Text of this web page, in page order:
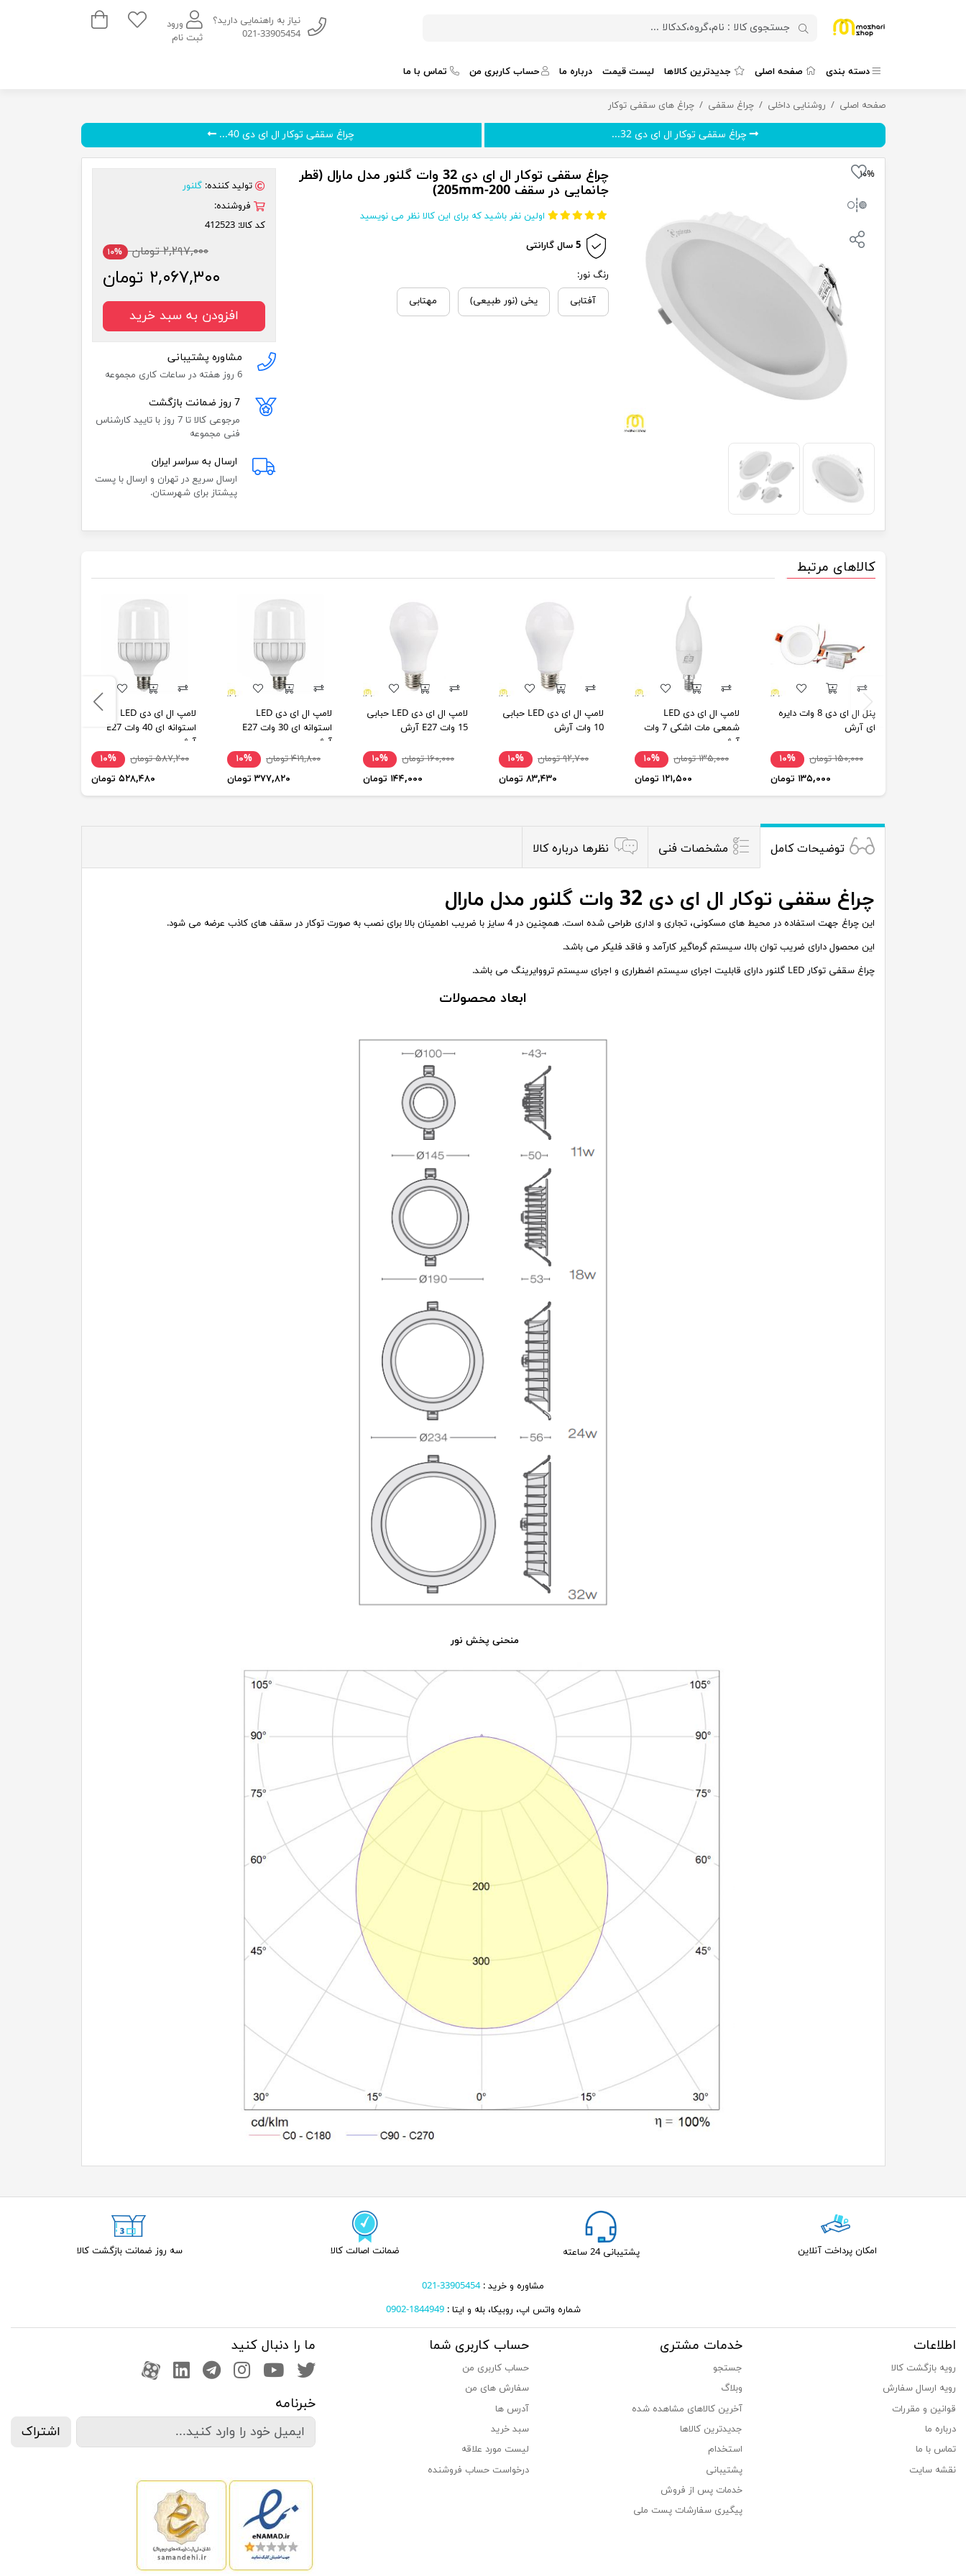
نیاز به راهنمایی دارید؟
021-33905454
ورود
ثبت نام
سبد خرید
دسته بندی صفحه اصلی جدیدترین کالاها لیست قیمت درباره ما حساب کاربری من تماس با ما
صفحه اصلی روشنایی داخلی چراغ سقفی چراغ های سقفی توکار چراغ سقفی توکار ال ای دی 32 وات گلنور مدل مارال (قطر جانمایی در سقف 200-205mm)
چراغ سقفی توکار ال ای دی 32... چراغ سقفی توکار ال ای دی 40...
۱۰%
چراغ سقفی توکار ال ای دی 32 وات گلنور مدل مارال (قطر
جانمایی در سقف 200-205mm)
اولین نفر باشید که برای این کالا نظر می نویسید
5 سال گارانتی
رنگ نور:
آفتابی یخی (نور طبیعی) مهتابی
تولید کننده: گلنور
فروشنده:
کد کالا: 412523
۲,۲۹۷,۰۰۰ تومان ۱۰%
۲,۰۶۷,۳۰۰ تومان
افزودن به سبد خرید
مشاوره پشتیبانی
6 روز هفته در ساعات کاری مجموعه
7 روز ضمانت بازگشت
مرجوعی کالا تا 7 روز با تایید کارشناس
فنی مجموعه
ارسال به سراسر ایران
ارسال سریع در تهران و ارسال با پست
پیشتاز برای شهرستان.
کالاهای مرتبط
پنل ال ای دی 8 وات دایره
ای آرش
۱۵۰,۰۰۰ تومان
۱۰%
۱۳۵,۰۰۰ تومان
لامپ ال ای دی LED
شمعی مات اشکی 7 وات
آرش
۱۳۵,۰۰۰ تومان
۱۰%
۱۲۱,۵۰۰ تومان
لامپ ال ای دی LED حبابی
10 وات آرش
۹۲,۷۰۰ تومان
۱۰%
۸۳,۴۳۰ تومان
لامپ ال ای دی LED حبابی
15 وات E27 آرش
۱۶۰,۰۰۰ تومان
۱۰%
۱۴۴,۰۰۰ تومان
لامپ ال ای دی LED
استوانه ای 30 وات E27
آرش
۴۱۹,۸۰۰ تومان
۱۰%
۳۷۷,۸۲۰ تومان
لامپ ال ای دی LED
استوانه ای 40 وات E27
آرش
۵۸۷,۲۰۰ تومان
۱۰%
۵۲۸,۴۸۰ تومان
توضیحات کامل مشخصات فنی نظرها درباره کالا
چراغ سقفی توکار ال ای دی 32 وات گلنور مدل مارال
این چراغ جهت استفاده در محیط های مسکونی، تجاری و اداری طراحی شده است. همچنین در 4 سایز با ضریب اطمینان بالا برای نصب به صورت توکار در سقف های کاذب عرضه می شود.
این محصول دارای ضریب توان بالا، سیستم گرماگیر کارآمد و فاقد فلیکر می باشد.
چراغ سقفی توکار LED گلنور دارای قابلیت
اجرای سیستم اضطراری و اجرای سیستم ترووایرینگ می باشد.
ابعاد محصولات
منحنی پخش نور
امکان پرداخت آنلاین پشتیبانی 24 ساعته ضمانت اصالت کالا سه روز ضمانت بازگشت کالا
مشاوره و خرید :33905454-021
شماره واتس اپ، روبیکا، بله و ایتا : 1844949-0902
اطلاعات
رویه بازگشت کالا
رویه ارسال سفارش
قوانین و مقررات
درباره ما
تماس با ما
نقشه سایت
خدمات مشتری
جستجو
وبلاگ
آخرین کالاهای مشاهده شده
جدیدترین کالاها
استخدام
پشتیبانی
خدمات پس از فروش
پیگیری سفارشات پست ملی
حساب کاربری شما
حساب کاربری من
سفارش های من‎
آدرس ها
سبد خرید
لیست مورد علاقه
درخواست حساب فروشنده
ما را دنبال کنید
صفحه تویتر
کانال یوتوب
اینستاگرام
کانال تلگرام
کانال لینکدین
آپارات
خبرنامه
اشتراک